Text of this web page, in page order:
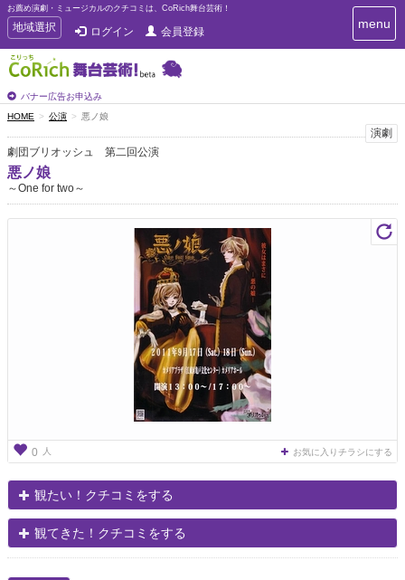
お薦め演劇・ミュージカルのクチコミは、CoRich舞台芸術！
T
o
g
g
e
n
a
v
i
g
地域選択 ログイン 会員登録
バナー広告お申込み
T
o
g
a
menu
HOME 公演 悪ノ娘
演劇
劇団ブリオッシュ 第二回公演
悪ノ娘
～One for two～
0 人 お気に入りチラシにする
観たい！クチコミをする
観てきた！クチコミをする